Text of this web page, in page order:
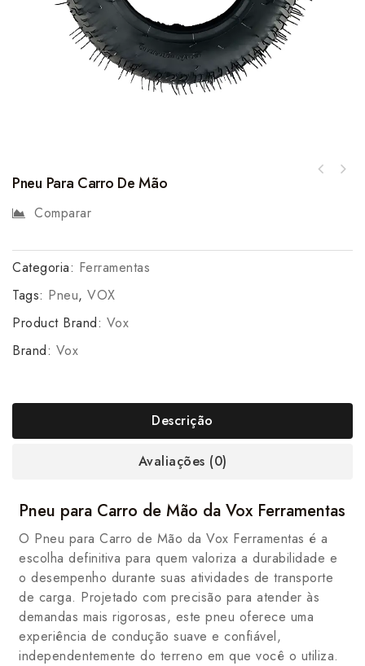
Pneu Para Carro De Mão
Comparar
Categoria: Ferramentas
Tags: Pneu, VOX
Product Brand: Vox
Brand: Vox
Descrição
Avaliações (0)
Pneu para Carro de Mão da Vox Ferramentas
O Pneu para Carro de Mão da Vox Ferramentas é a
escolha definitiva para quem valoriza a durabilidade e
o desempenho durante suas atividades de transporte
de carga. Projetado com precisão para atender às
demandas mais rigorosas, este pneu oferece uma
experiência de condução suave e confiável,
independentemente do terreno em que você o utiliza.